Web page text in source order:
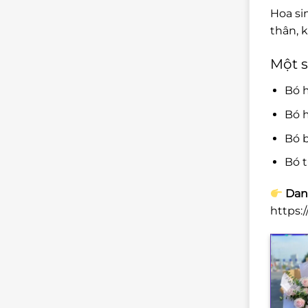
Hoa
thân,
Một
Bó
Bó
Bó
Bó